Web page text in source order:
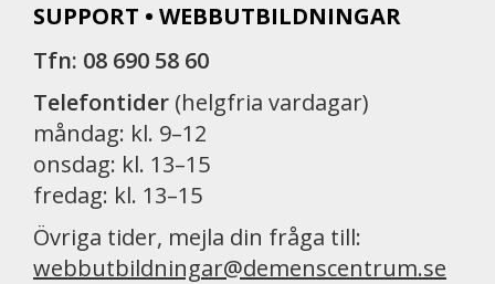
SUPPORT • WEBBUTBILDNINGAR
Tfn: 08 690 58 60
Telefontider (helgfria vardagar)
måndag: kl. 9–12
onsdag: kl. 13–15
fredag: kl. 13–15
Övriga tider, mejla din fråga till:
webbutbildningar@demenscentrum.se